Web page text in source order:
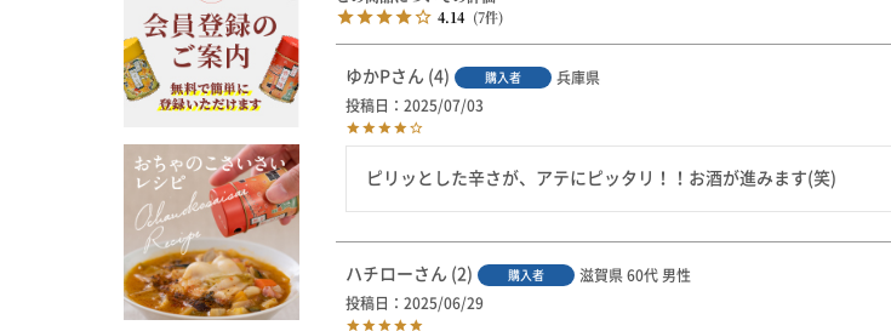
4.14 7
ゆかP 4 購入者
兵庫県
投稿日
2025/07/03
ピリッとした辛さが、アテにピッタリ！！お酒が進みます(笑)
ハチロー 2 購入者 滋賀県 60代 男性
投稿日
2025/06/29